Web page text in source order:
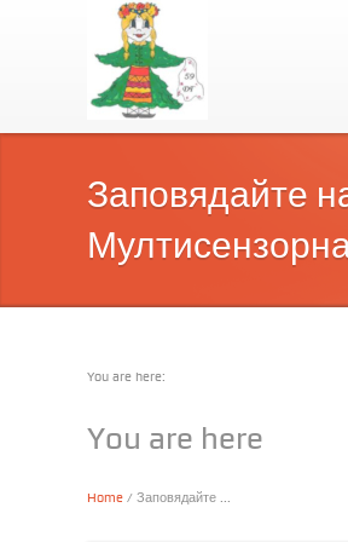
Заповядайте
You are here:
You are here
Home / Заповядайте ...